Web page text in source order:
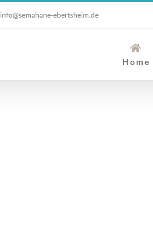
info@semahane-ebertsheim.de
Home